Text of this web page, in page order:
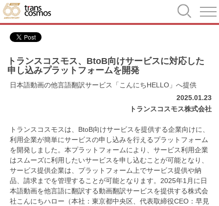
トランスコスモス、BtoB向けサービスに対応した
申し込みプラットフォームを開発
日本語動画の他言語翻訳サービス「こんにちHELLO」へ提供
2025.01.23
トランスコスモス株式会社
トランスコスモスは、BtoB向けサービスを提供する企業向けに、
利用企業が簡単にサービスの申し込みを行えるプラットフォーム
を開発しました。本プラットフォームにより、サービス利用企業
はスムーズに利用したいサービスを申し込むことが可能となり、
サービス提供企業は、プラットフォーム上でサービス提供や納
品、請求までを管理することが可能となります。2025年1月に日
本語動画を他言語に翻訳する動画翻訳サービスを提供する株式会
社こんにちハロー（本社：東京都中央区、代表取締役CEO：早見